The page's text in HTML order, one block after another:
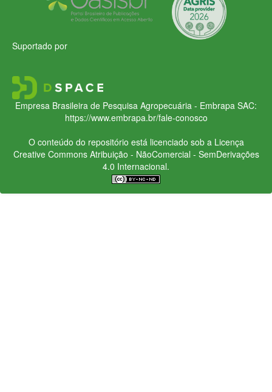
Suportado por
Empresa Brasileira de Pesquisa Agropecuária - Embrapa SAC:
https://www.embrapa.br/fale-conosco
O conteúdo do repositório está licenciado sob a Licença
Creative CommonsAtribuição - NãoComercial - SemDerivações
4.0 Internacional.